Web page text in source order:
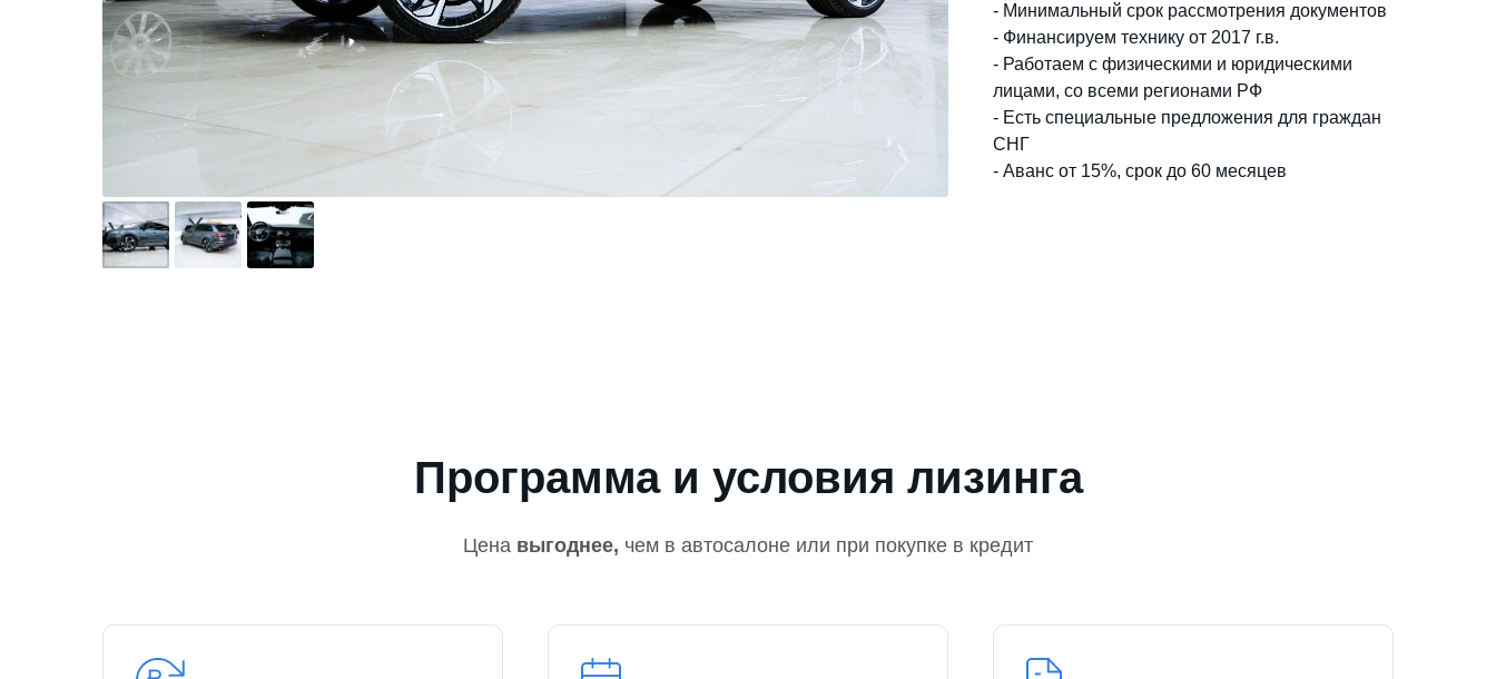
- Минимальный срок рассмотрения документов
- Финансируем технику от 2017 г.в.
- Работаем с физическими и юридическими
лицами, со всеми регионами РФ
- Есть специальные предложения для граждан
СНГ
- Аванс от 15%, срок до 60 месяцев
Программа и условия лизинга
Цена выгоднее, чем в автосалоне или при покупке в кредит